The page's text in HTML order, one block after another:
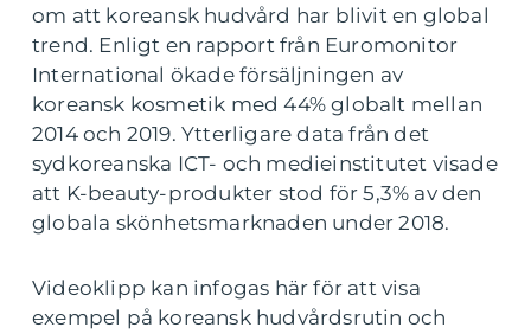
om att koreansk hudvård har blivit en global
trend. Enligt en rapport från Euromonitor
International ökade försäljningen av
koreansk kosmetik med 44% globalt mellan
2014 och 2019. Ytterligare data från det
sydkoreanska ICT- och medieinstitutet visade
att K-beauty-produkter stod för 5,3% av den
globala skönhetsmarknaden under 2018.
Videoklipp kan infogas här för att visa
exempel på koreansk hudvårdsrutin och